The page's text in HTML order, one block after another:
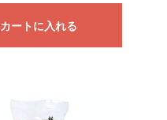
カートに入れる